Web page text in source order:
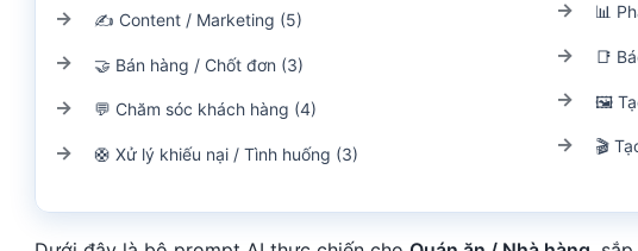
✍️ Content / Marketing (5)
🤝 Bán hàng / Chốt đơn (3)
💬 Chăm sóc khách hàng (4)
🛟 Xử lý khiếu nại / Tình huống (3)
📊
📑
🖼️
🎬